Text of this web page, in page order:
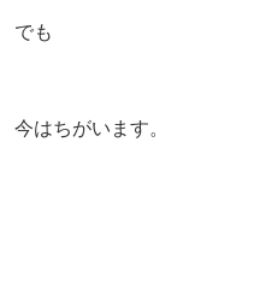
でも
今はちがいます。